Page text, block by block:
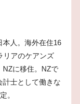
本人。海外在住16
リアのケアンズ
NZに移住。NZで
計士として働きな
。